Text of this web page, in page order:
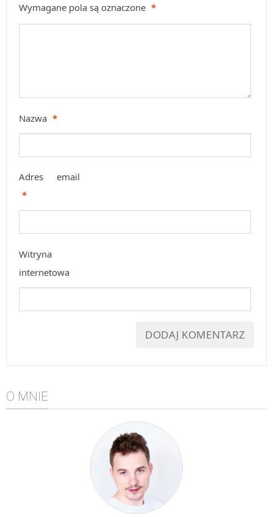
Wymagane pola są oznaczone *
Nazwa *
Adres email
*
Witryna
internetowa
O MNIE